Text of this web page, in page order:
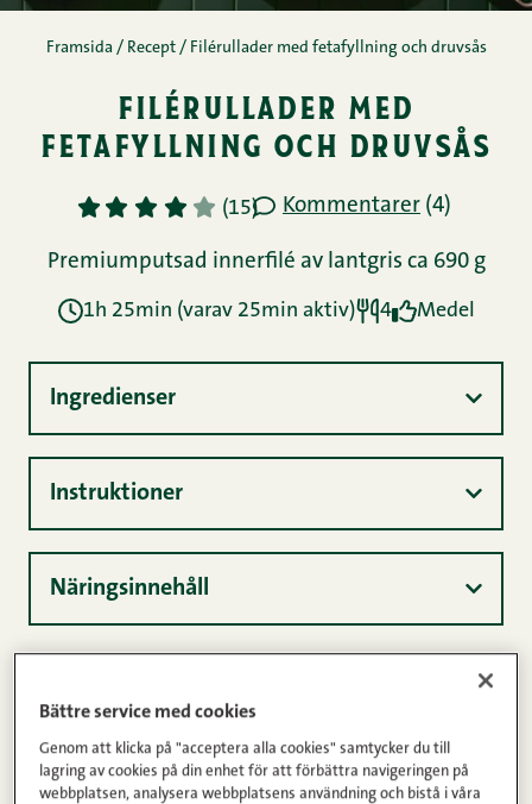
Bättre service med cookies
Genom att klicka på "acceptera alla cookies" samtycker du till
lagring av cookies på din enhet för att förbättra navigeringen på
webbplatsen, analysera webbplatsens användning och bistå i våra